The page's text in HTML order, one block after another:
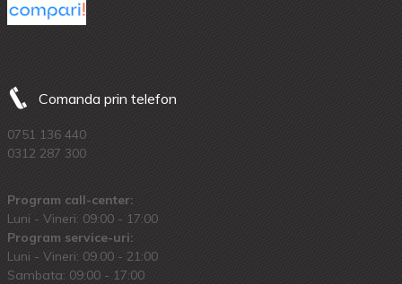
Comanda prin telefon
0751 136 440
0312 287 300
Program call-center:
Luni - Vineri: 09:00 - 17:00
Program service-uri:
Luni - Vineri: 09.00 - 21:00
Sambata: 09:00 - 17:00